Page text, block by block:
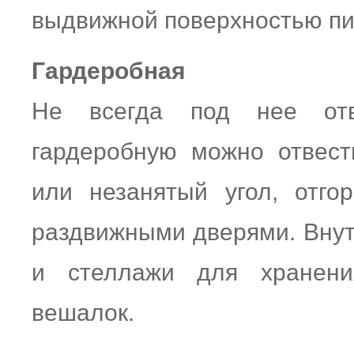
выдвижной поверхностью
Гардеробная
Не всегда под нее
гардеробную можно
или незанятый угол,
раздвижными дверями.
и стеллажи для
вешалок.